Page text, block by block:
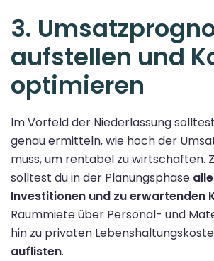
3.
aufstellen und
optimieren
Im Vorfeld der Niederlassung
genau ermitteln, wie hoch der
muss, um rentabel zu wirtschaften.
solltest du in der Planungsphase
Investitionen und zu erwartenden
Raummiete über Personal- und
hin zu privaten
auflisten.